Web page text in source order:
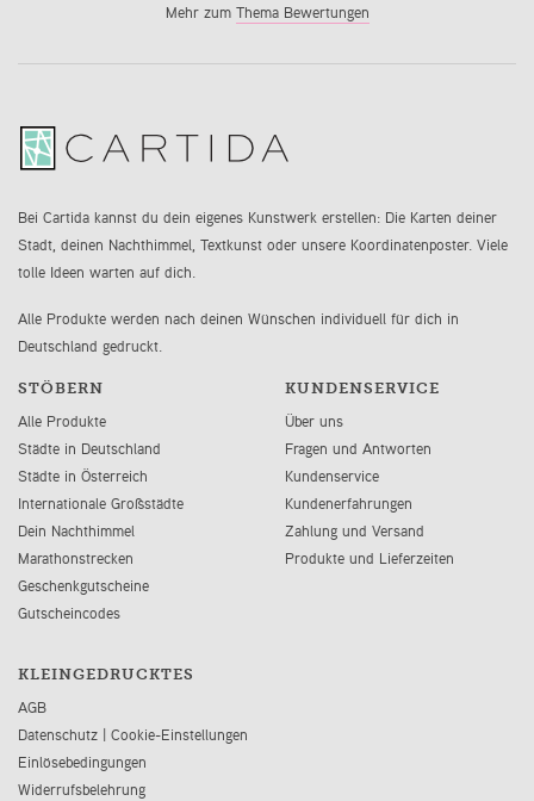
Mehr zum Thema Bewertungen
Bei Cartida kannst du dein eigenes Kunstwerk erstellen: Die Karten deiner
Stadt, deinen Nachthimmel, Textkunst oder unsere Koordinatenposter. Viele
tolle Ideen warten auf dich.
Alle Produkte werden nach deinen Wünschen individuell für dich in
Deutschland gedruckt.
STÖBERN
Alle Produkte
Städte in Deutschland
Städte in Österreich
Internationale Großstädte
Dein Nachthimmel
Marathonstrecken
Geschenkgutscheine
Gutscheincodes
KUNDENSERVICE
Über uns
Fragen und Antworten
Kundenservice
Kundenerfahrungen
Zahlung und Versand
Produkte und Lieferzeiten
KLEINGEDRUCKTES
AGB
Datenschutz | Cookie-Einstellungen
Einlösebedingungen
Widerrufsbelehrung